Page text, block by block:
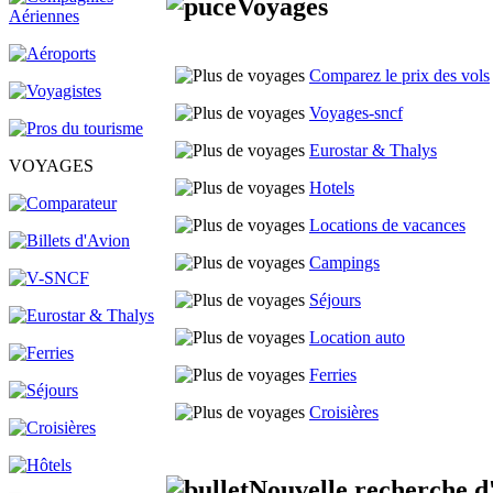
VOYAGES
Voyages
Comparez le prix des vols
Voyages-sncf
Eurostar & Thalys
Hotels
Locations de vacances
Campings
Séjours
Location auto
Ferries
Croisières